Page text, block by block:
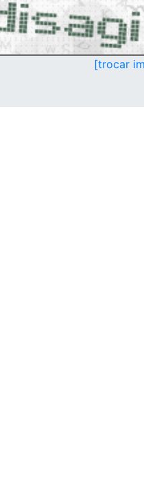
[trocar